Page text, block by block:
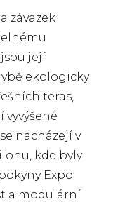
závazek
její
ekologicky
teras,
nacházejí v
kde byly
Expo.
a modulární